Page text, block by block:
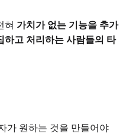
혀 가치가 없는 기능을 추가
하고 처리하는 사람들의 타
가 원하는 것을 만들어야